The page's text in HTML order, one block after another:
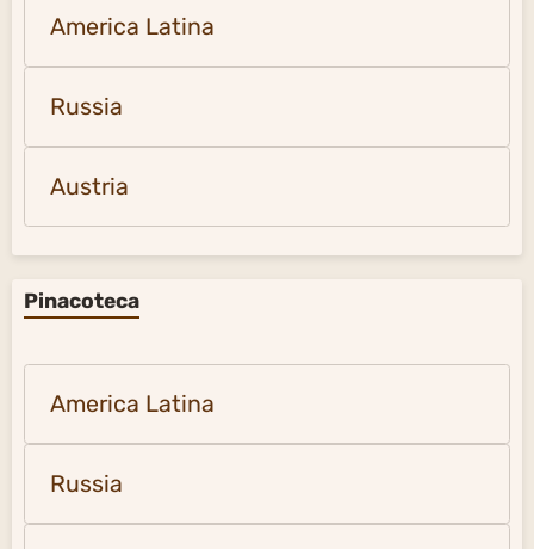
America Latina
Russia
Austria
Pinacoteca
America Latina
Russia